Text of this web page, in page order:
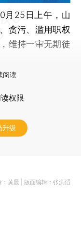
月25日上午，山
贪污、滥用职权
维持一审无期徒
阅读
权限
升级
：黄晨 | 版面编辑：张洪滔